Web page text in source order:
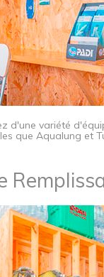
d'une variété
que Aqualung et